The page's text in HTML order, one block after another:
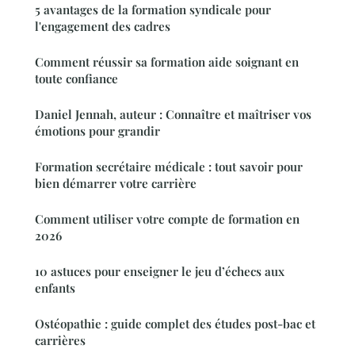
5 avantages de la formation syndicale pour
l'engagement des cadres
Comment réussir sa formation aide soignant en
toute confiance
Daniel Jennah, auteur : Connaître et maîtriser vos
émotions pour grandir
Formation secrétaire médicale : tout savoir pour
bien démarrer votre carrière
Comment utiliser votre compte de formation en
2026
10 astuces pour enseigner le jeu d’échecs aux
enfants
Ostéopathie : guide complet des études post-bac et
carrières